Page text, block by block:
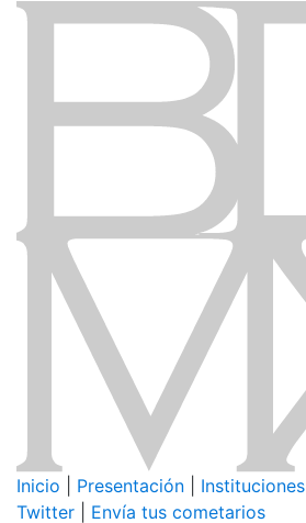
Inicio Presentación Instituciones
Twitter
Envía tus cometarios